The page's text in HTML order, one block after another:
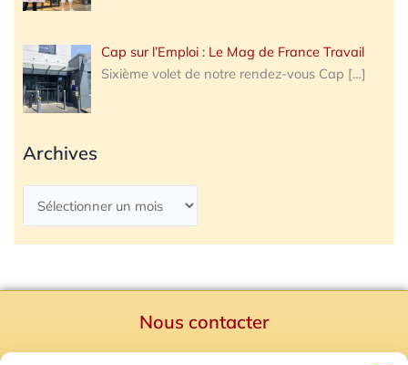
Cap sur l’Emploi : Le Mag de France Travail
Sixième volet de notre rendez-vous Cap […]
Archives
Nous contacter